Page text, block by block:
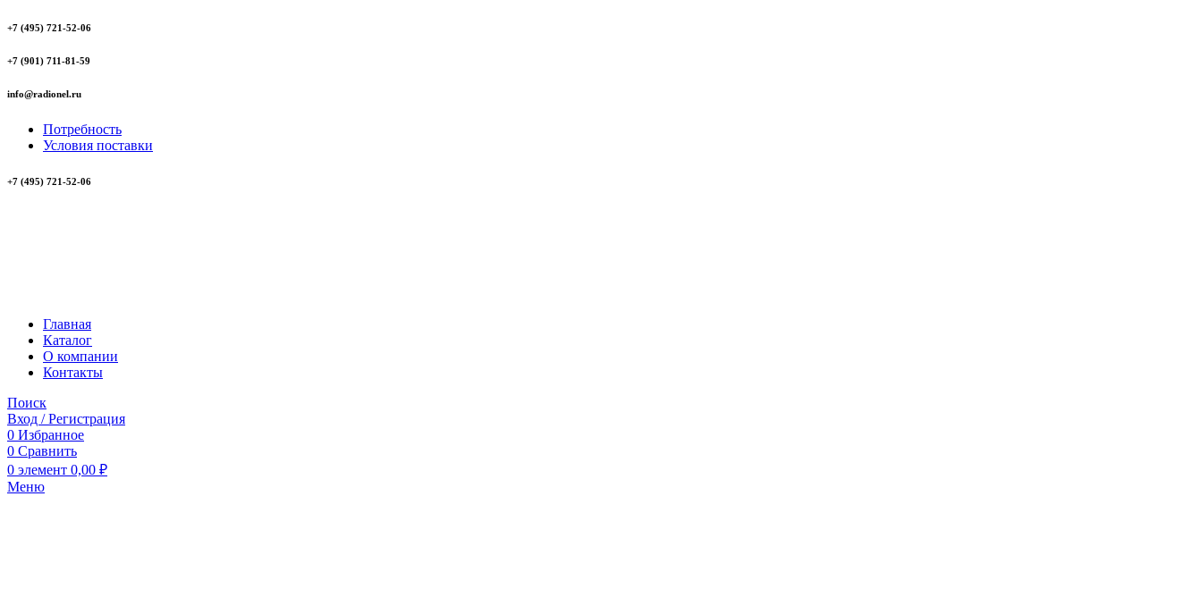
+7 (495) 721-52-06
+7 (901) 711-81-59
info@radionel.ru
Потребность
Условия поставки
+7 (495) 721-52-06
Главная
Каталог
О компании
Контакты
Поиск
Вход / Регистрация
0 Избранное
0 Сравнить
0 элемент 0,00 ₽
Меню